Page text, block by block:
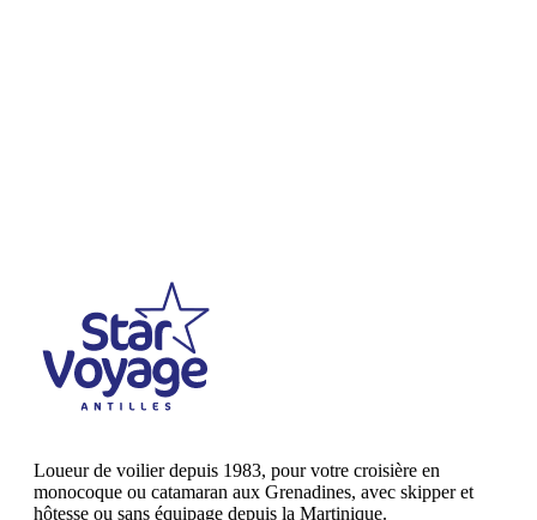
Loueur de voilier depuis 1983, pour votre croisière en
monocoque ou catamaran aux Grenadines, avec skipper et
hôtesse ou sans équipage depuis la Martinique.